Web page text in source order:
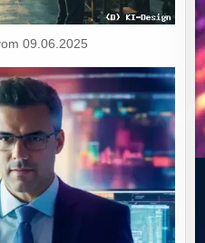
09.06.2025